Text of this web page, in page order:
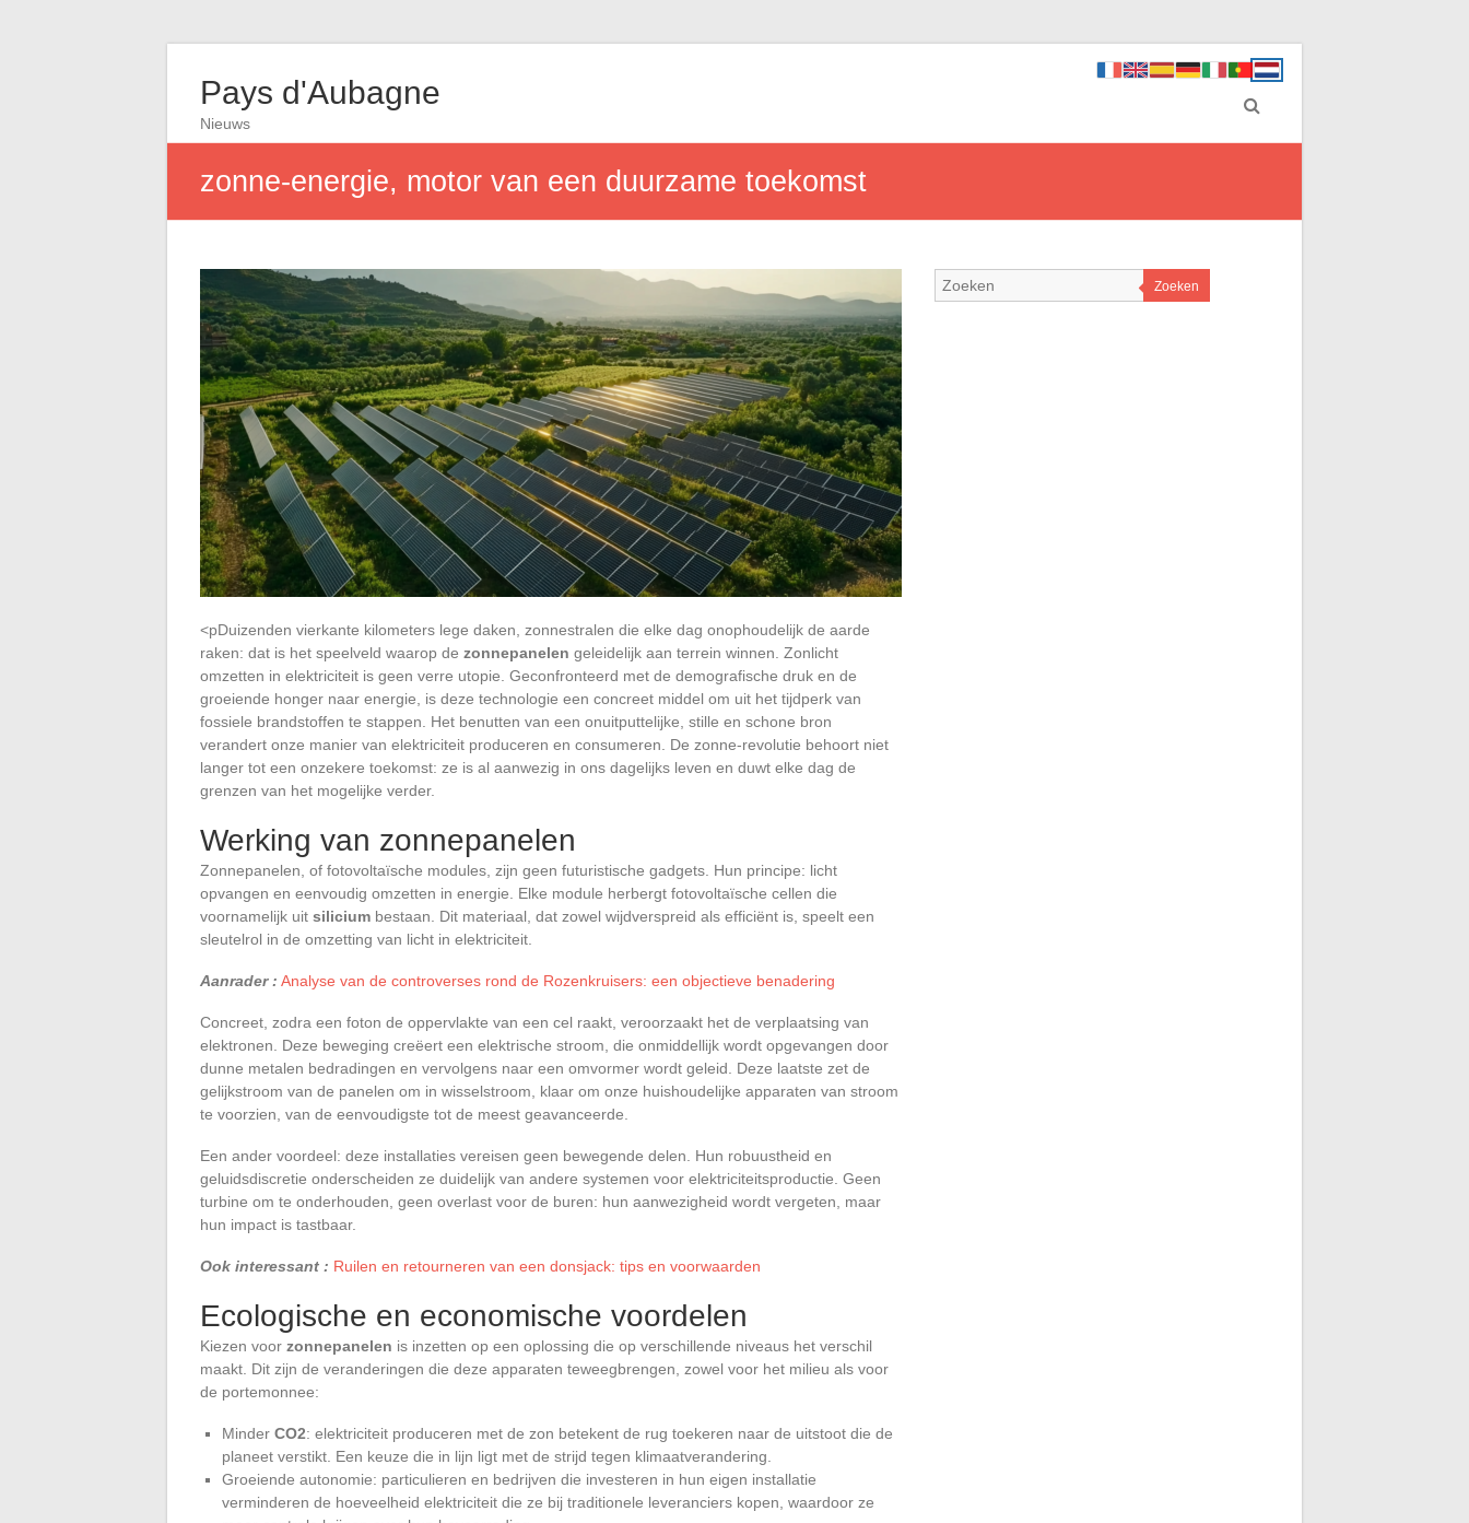
Pays d'Aubagne
Nieuws
zonne-energie, motor van een duurzame toekomst
<pDuizenden vierkante kilometers lege daken, zonnestralen die elke dag onophoudelijk de aarde
raken: dat is het speelveld waarop de zonnepanelen geleidelijk aan terrein winnen. Zonlicht
omzetten in elektriciteit is geen verre utopie. Geconfronteerd met de demografische druk en de
groeiende honger naar energie, is deze technologie een concreet middel om uit het tijdperk van
fossiele brandstoffen te stappen. Het benutten van een onuitputtelijke, stille en schone bron
verandert onze manier van elektriciteit produceren en consumeren. De zonne-revolutie behoort niet
langer tot een onzekere toekomst: ze is al aanwezig in ons dagelijks leven en duwt elke dag de
grenzen van het mogelijke verder.
Werking van zonnepanelen
Zonnepanelen, of fotovoltaïsche modules, zijn geen futuristische gadgets. Hun principe: licht
opvangen en eenvoudig omzetten in energie. Elke module herbergt fotovoltaïsche cellen die
voornamelijk uit silicium bestaan. Dit materiaal, dat zowel wijdverspreid als efficiënt is, speelt een
sleutelrol in de omzetting van licht in elektriciteit.
Aanrader : Analyse van de controverses rond de Rozenkruisers: een objectieve benadering
Concreet, zodra een foton de oppervlakte van een cel raakt, veroorzaakt het de verplaatsing van
elektronen. Deze beweging creëert een elektrische stroom, die onmiddellijk wordt opgevangen door
dunne metalen bedradingen en vervolgens naar een omvormer wordt geleid. Deze laatste zet de
gelijkstroom van de panelen om in wisselstroom, klaar om onze huishoudelijke apparaten van stroom
te voorzien, van de eenvoudigste tot de meest geavanceerde.
Een ander voordeel: deze installaties vereisen geen bewegende delen. Hun robuustheid en
geluidsdiscretie onderscheiden ze duidelijk van andere systemen voor elektriciteitsproductie. Geen
turbine om te onderhouden, geen overlast voor de buren: hun aanwezigheid wordt vergeten, maar
hun impact is tastbaar.
Ook interessant : Ruilen en retourneren van een donsjack: tips en voorwaarden
Ecologische en economische voordelen
Kiezen voor zonnepanelen is inzetten op een oplossing die op verschillende niveaus het verschil
maakt. Dit zijn de veranderingen die deze apparaten teweegbrengen, zowel voor het milieu als voor
de portemonnee:
Minder CO2: elektriciteit produceren met de zon betekent de rug toekeren naar de uitstoot die de
planeet verstikt. Een keuze die in lijn ligt met de strijd tegen klimaatverandering.
Groeiende autonomie: particulieren en bedrijven die investeren in hun eigen installatie
verminderen de hoeveelheid elektriciteit die ze bij traditionele leveranciers kopen, waardoor ze
Zoeken